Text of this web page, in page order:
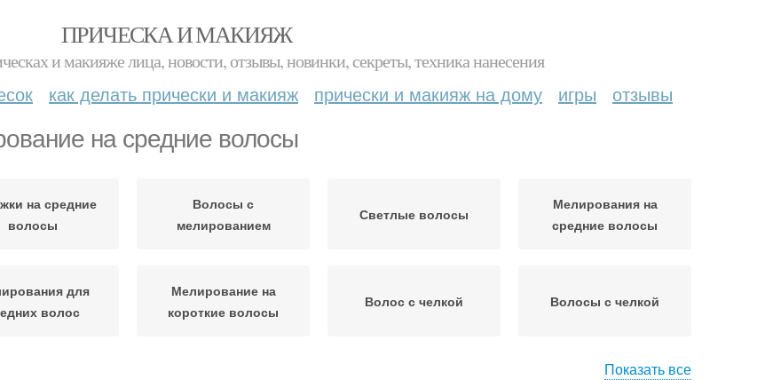
ПРИЧЕСКА И МАКИЯЖ
и макияже лица, новости, отзывы, новинки, секреты, техника нанесения
как делать прически и макияж прически и макияж на дому игры отзывы
на средние волосы
на средние
волосы
Волосы с
мелированием
Светлые волосы
Мелирования на
средние волосы
для
волос
Мелирование на
короткие волосы
Волос с челкой Волосы с челкой
Показать все